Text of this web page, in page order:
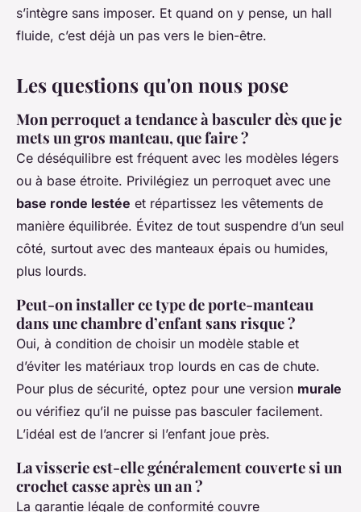
s’intègre sans imposer. Et quand on y pense, un hall
fluide, c’est déjà un pas vers le bien-être.
Les questions qu'on nous pose
Mon perroquet a tendance à basculer dès que je
mets un gros manteau, que faire ?
Ce déséquilibre est fréquent avec les modèles légers
ou à base étroite. Privilégiez un perroquet avec une
base ronde lestée et répartissez les vêtements de
manière équilibrée. Évitez de tout suspendre d’un seul
côté, surtout avec des manteaux épais ou humides,
plus lourds.
Peut-on installer ce type de porte-manteau
dans une chambre d’enfant sans risque ?
Oui, à condition de choisir un modèle stable et
d’éviter les matériaux trop lourds en cas de chute.
Pour plus de sécurité, optez pour une version murale
ou vérifiez qu’il ne puisse pas basculer facilement.
L’idéal est de l’ancrer si l’enfant joue près.
La visserie est-elle généralement couverte si un
crochet casse après un an ?
La garantie légale de conformité couvre